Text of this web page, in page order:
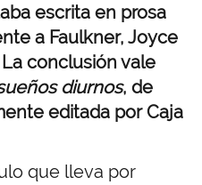
escrita en prosa
a Faulkner, Joyce
conclusión vale
diurnos, de
editada por Caja
que lleva por